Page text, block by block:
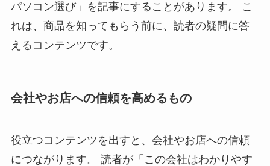
パソコン選び」を記事にすることがあります。 こ
れは、商品を知ってもらう前に、読者の疑問に答
えるコンテンツです。
会社やお店への信頼を高めるもの
役立つコンテンツを出すと、会社やお店への信頼
につながります。 読者が「この会社はわかりやす